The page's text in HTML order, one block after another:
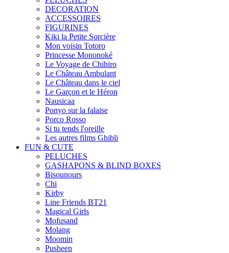
DECORATION
ACCESSOIRES
FIGURINES
Kiki la Petite Sorcière
Mon voisin Totoro
Princesse Mononoké
Le Voyage de Chihiro
Le Château Ambulant
Le Château dans le ciel
Le Garçon et le Héron
Nausicaa
Ponyo sur la falaise
Porco Rosso
Si tu tends l'oreille
Les autres films Ghibli
FUN & CUTE
PELUCHES
GASHAPONS & BLIND BOXES
Bisounours
Chi
Kirby
Line Friends BT21
Magical Girls
Mofusand
Molang
Moomin
Pusheen